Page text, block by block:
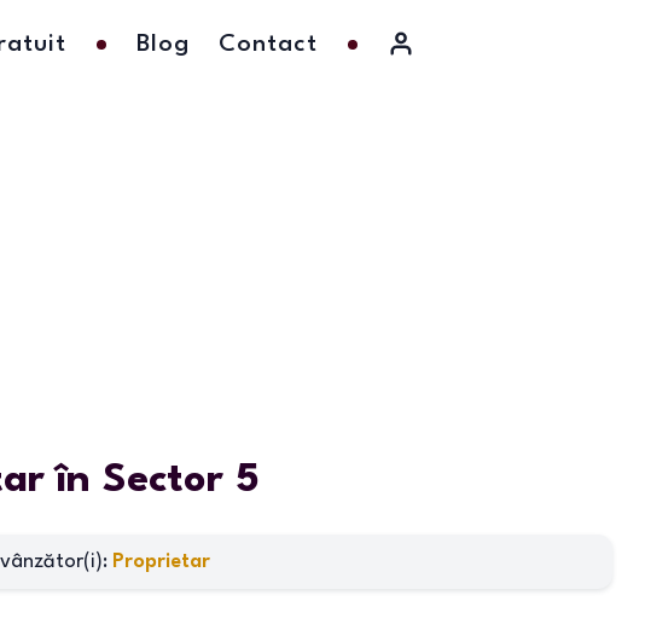
Blog Contact
în Sector 5
vânzător(i): Proprietar